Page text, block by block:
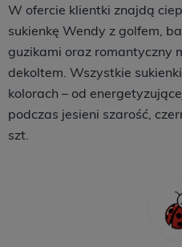
W ofercie klientki znajdą
sukienkę Wendy z golfem,
guzikami oraz romantyczny
dekoltem. Wszystkie
kolorach – od
podczas jesieni szarość,
szt.